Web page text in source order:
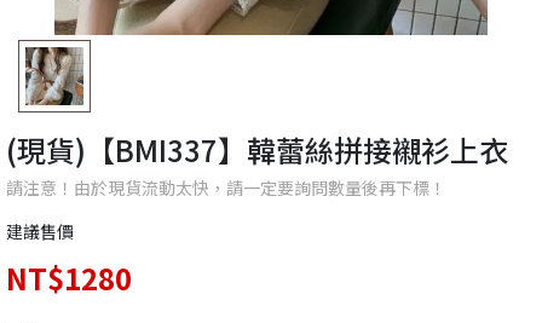
(現貨)【BMI337】韓蕾絲拼接襯衫上衣
請注意！由於現貨流動太快，請一定要詢問數量後再下標！
建議售價
NT$1280